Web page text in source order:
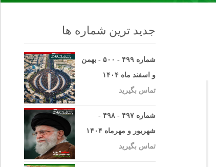
جدید ترین شماره ها
شماره ۴۹۹ - ۵۰۰ - بهمن
و اسفند ماه ۱۴۰۴
تماس بگیرید
شماره ۴۹۷ - ۴۹۸ -
شهریور و مهرماه ۱۴۰۴
تماس بگیرید